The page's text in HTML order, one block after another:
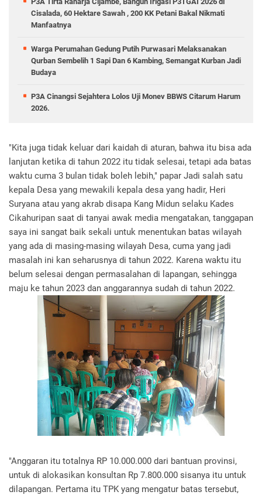
Cisalada, 60 Hektare Sawah , 200 KK Petani Bakal Nikmati
Manfaatnya
Warga Perumahan Gedung Putih Purwasari Melaksanakan
Qurban Sembelih 1 Sapi Dan 6 Kambing, Semangat Kurban Jadi
Budaya
P3A Cinangsi Sejahtera Lolos Uji Monev BBWS Citarum Harum
2026.
"Kita juga tidak keluar dari kaidah di aturan, bahwa itu bisa ada
lanjutan ketika di tahun 2022 itu tidak selesai, tetapi ada batas
waktu cuma 3 bulan tidak boleh lebih," papar Jadi salah satu
kepala Desa yang mewakili kepala desa yang hadir, Heri
Suryana atau yang akrab disapa Kang Midun selaku Kades
Cikahuripan saat di tanyai awak media mengatakan, tanggapan
saya ini sangat baik sekali untuk menentukan batas wilayah
yang ada di masing-masing wilayah Desa, cuma yang jadi
masalah ini kan seharusnya di tahun 2022. Karena waktu itu
belum selesai dengan permasalahan di lapangan, sehingga
maju ke tahun 2023 dan anggarannya sudah di tahun 2022.
"Anggaran itu totalnya RP 10.000.000 dari bantuan provinsi,
untuk di alokasikan konsultan Rp 7.800.000 sisanya itu untuk
dilapangan. Pertama itu TPK yang mengatur batas tersebut,